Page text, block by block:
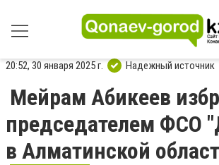
20:52, 30 января 2025 г. Надежный источник
Мейрам Абикеев
председателем ФСО
в Алматинской